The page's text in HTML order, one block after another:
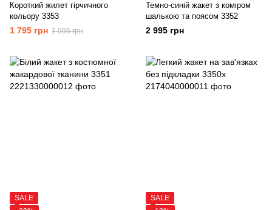
Короткий жилет гірчичного
кольору 3353
1 795 грн 1 995 грн
Темно-синій жакет з коміром
шалькою та поясом 3352
2 995 грн
SALE
SALE